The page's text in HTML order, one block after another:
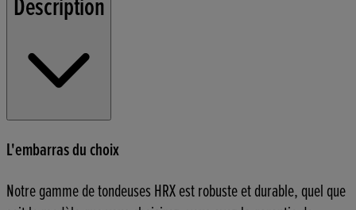
Description
L'embarras du choix
Notre gamme de tondeuses HRX est robuste et durable, quel que